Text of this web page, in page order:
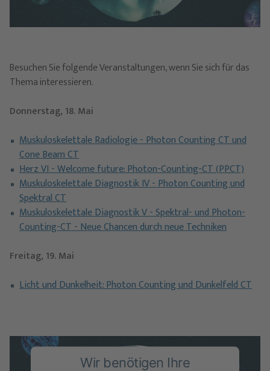
Besuchen Sie folgende Veranstaltungen, wenn Sie sich für das
Thema interessieren.
Donnerstag, 18. Mai
Muskuloskelettale Radiologie - Photon Counting CT und
Cone Beam CT
Herz VI - Welcome future: Photon-Counting-CT (PPCT)
Muskuloskelettale Diagnostik IV - Photon Counting und
Spektral CT
Muskuloskelettale Diagnostik V - Spektral- und Photon-
Counting-CT - Neue Chancen durch neue Techniken
Freitag, 19. Mai
Licht und Dunkelheit: Photon Counting und Dunkelfeld CT
Wir benötigen Ihre